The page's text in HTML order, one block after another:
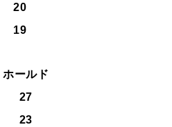
20
19
ホールド
27
23